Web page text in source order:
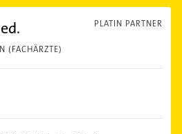
PLATIN PARTNER
(FACHÄRZTE)